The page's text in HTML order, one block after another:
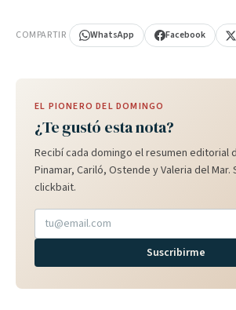
COMPARTIR WhatsApp Facebook
EL PIONERO DEL DOMINGO
¿Te gustó esta nota?
Recibí cada domingo el resumen editorial
Pinamar, Cariló, Ostende y Valeria del Mar.
clickbait.
Suscribirme